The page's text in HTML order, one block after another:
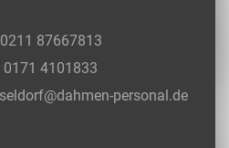
0211 87667813
0171 4101833
personal.de